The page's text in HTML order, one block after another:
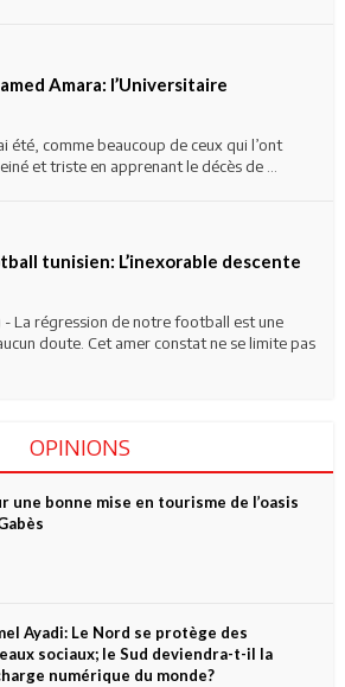
Amara: l’Universitaire
été, comme beaucoup de ceux qui l’ont
et triste en apprenant le décès de ...
tunisien: L’inexorable descente
- La régression de notre football est une
doute. Cet amer constat ne se limite pas
OPINIONS
une bonne mise en tourisme de l’oasis
Ayadi: Le Nord se protège des
sociaux; le Sud deviendra-t-il la
numérique du monde?